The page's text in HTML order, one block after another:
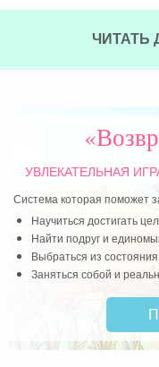
ЧИТАТЬ
УВЛЕКАТЕЛЬНАЯ
Система которая поможет
Научиться достигать
Найти подруг и
Выбраться из
Заняться собой и